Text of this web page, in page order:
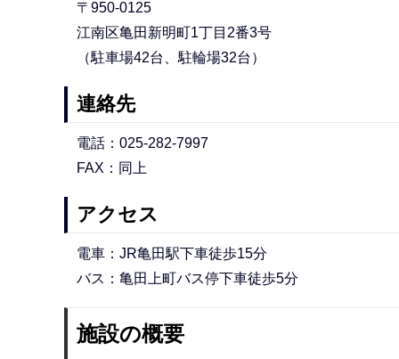
〒950-0125
江南区亀田新明町1丁目2番3号
（駐車場42台、駐輪場32台）
連絡先
電話：025-282-7997
FAX：同上
アクセス
電車：JR亀田駅下車徒歩15分
バス：亀田上町バス停下車徒歩5分
施設の概要